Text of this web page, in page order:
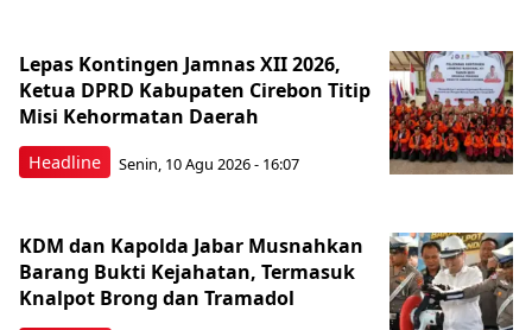
Headline
Lepas Kontingen Jamnas XII 2026,
Ketua DPRD Kabupaten Cirebon Titip
Misi Kehormatan Daerah
Senin, 10 Agu 2026 - 16:07
KDM dan Kapolda Jabar Musnahkan
Barang Bukti Kejahatan, Termasuk
Knalpot Brong dan Tramadol